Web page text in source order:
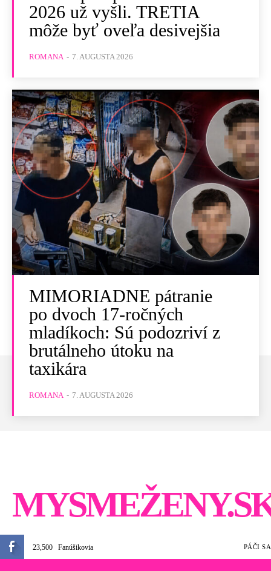
2026 už vyšli. TRETIA
môže byť oveľa desivejšia
ROMANA - 7. AUGUSTA 2026
MIMORIADNE pátranie
po dvoch 17-ročných
mladíkoch: Sú podozriví z
brutálneho útoku na
taxikára
ROMANA - 7. AUGUSTA 2026
23,500 Fanúšikovia PÁČI SA